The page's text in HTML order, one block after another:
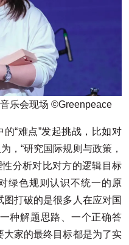
乐会现场 ©Greenpeace
“难点”发起挑战，比如对
，“研究国际规则与政策，
分析对比对方的逻辑目标
绿色规则认识不统一的原
图打破的是很多人在应对国
种解题思路、一个正确答
大家的最终目标都是为了实